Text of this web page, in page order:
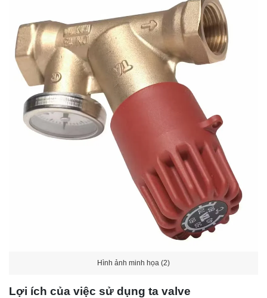
Hình ảnh minh họa (2)
Lợi ích của việc sử dụng ta valve